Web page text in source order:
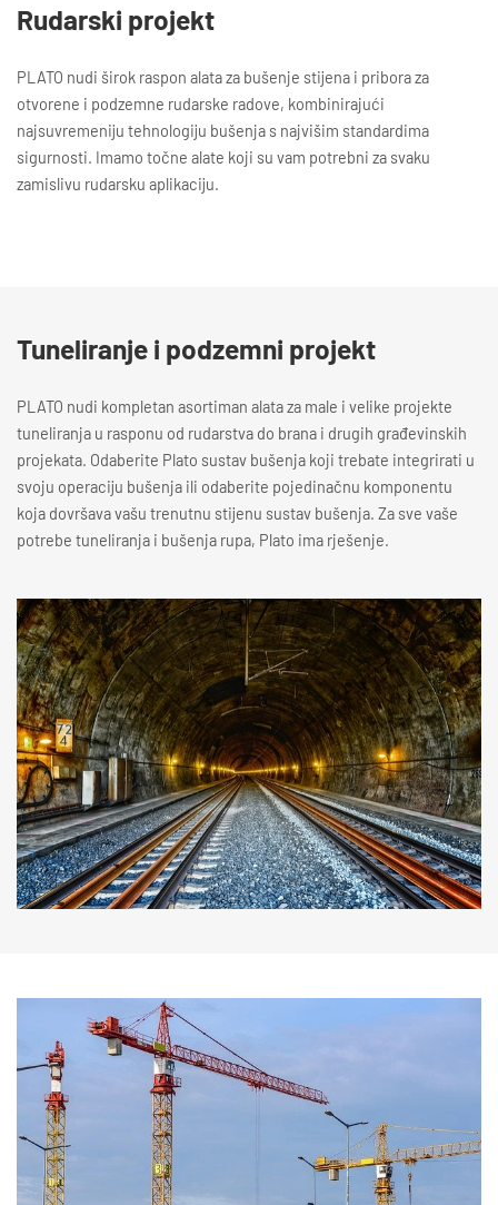
Rudarski projekt
PLATO nudi širok raspon alata za bušenje stijena i pribora za
otvorene i podzemne rudarske radove, kombinirajući
najsuvremeniju tehnologiju bušenja s najvišim standardima
sigurnosti. Imamo točne alate koji su vam potrebni za svaku
zamislivu rudarsku aplikaciju.
Tuneliranje i podzemni projekt
PLATO nudi kompletan asortiman alata za male i velike projekte
tuneliranja u rasponu od rudarstva do brana i drugih građevinskih
projekata. Odaberite Plato sustav bušenja koji trebate integrirati u
svoju operaciju bušenja ili odaberite pojedinačnu komponentu
koja dovršava vašu trenutnu stijenu sustav bušenja. Za sve vaše
potrebe tuneliranja i bušenja rupa, Plato ima rješenje.